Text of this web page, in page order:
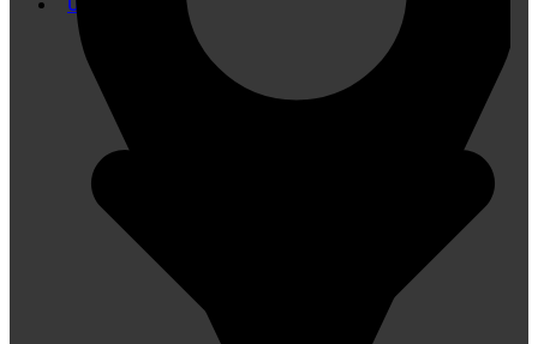
Übersetzung